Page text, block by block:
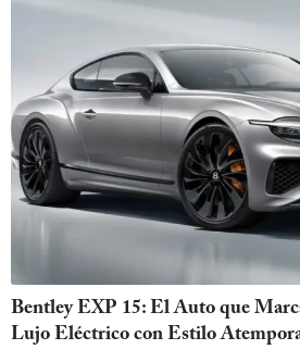
Bentley EXP 15: El Auto que
Lujo Eléctrico con Estilo